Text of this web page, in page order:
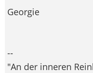
Georgie
--
"An der inneren